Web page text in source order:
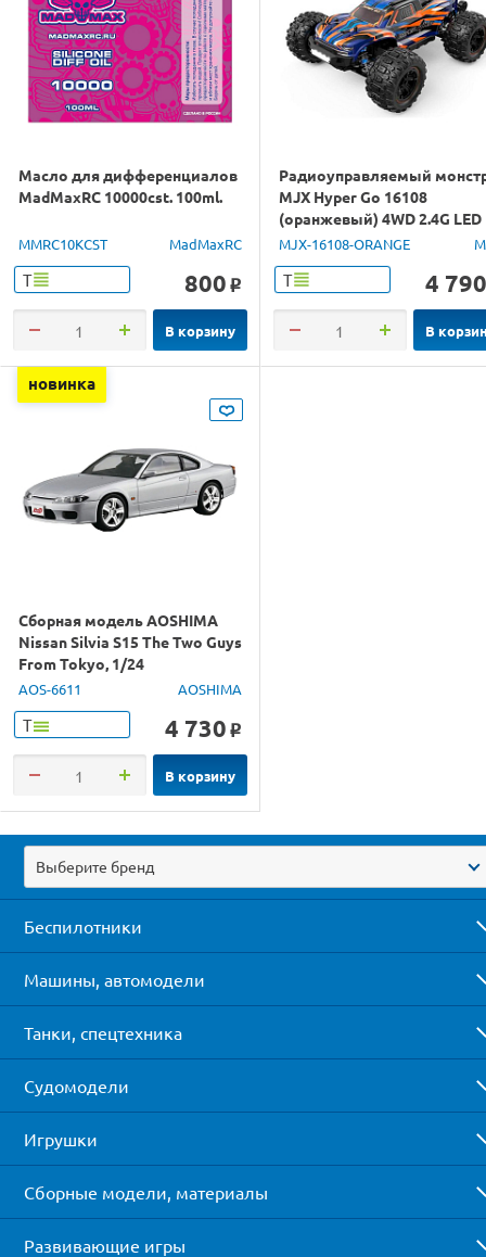
Масло для дифференциалов
MadMaxRC 10000cst. 100ml.
MMRC10KCST MadMaxRC
Т 800 o
В корзину
Радиоуправляемый
MJX Hyper Go 16108
(оранжевый) 4WD 2.4G LED
1/16 RTR
MJX-16108-ORANGE
Т 4 790
В
новинка
Сборная модель AOSHIMA
Nissan Silvia S15 The Two Guys
From Tokyo, 1/24
AOS-6611 AOSHIMA
Т 4 730 o
В корзину
Выберите бренд
Беспилотники
Машины, автомодели
Танки, спецтехника
Судомодели
Игрушки
Сборные модели, материалы
Развивающие игры